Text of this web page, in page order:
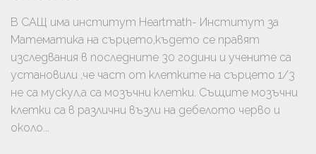
В САЩ има институт Heartmath- Институт за
Математика на сърцето,където се правят
изследвания в последните 30 години и учените са
установили ,че част от клетките на сърцето 1/3
не са мускул,а са мозъчни клетки. Същите мозъчни
клетки са в различни възли на дебелото черво и
около...